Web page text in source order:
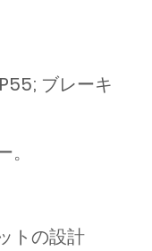
ブレーキ
トの設計